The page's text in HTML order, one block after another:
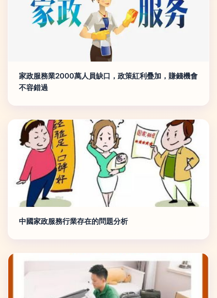
家政服務業2000萬人員缺口，政策紅利疊加，賺錢機會
不容錯過
中國家政服務行業存在的問題分析